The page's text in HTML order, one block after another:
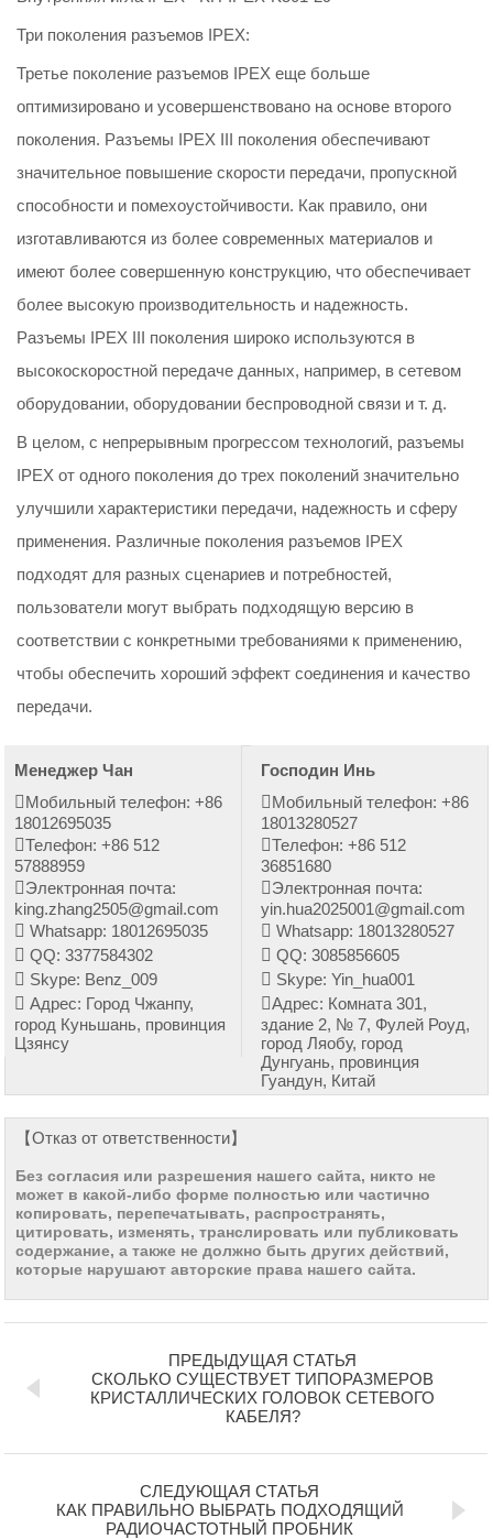
Три поколения разъемов IPEX:
Третье поколение разъемов IPEX еще больше
оптимизировано и усовершенствовано на основе второго
поколения. Разъемы IPEX III поколения обеспечивают
значительное повышение скорости передачи, пропускной
способности и помехоустойчивости. Как правило, они
изготавливаются из более современных материалов и
имеют более совершенную конструкцию, что обеспечивает
более высокую производительность и надежность.
Разъемы IPEX III поколения широко используются в
высокоскоростной передаче данных, например, в сетевом
оборудовании, оборудовании беспроводной связи и т. д.
В целом, с непрерывным прогрессом технологий, разъемы
IPEX от одного поколения до трех поколений значительно
улучшили характеристики передачи, надежность и сферу
применения. Различные поколения разъемов IPEX
подходят для разных сценариев и потребностей,
пользователи могут выбрать подходящую версию в
соответствии с конкретными требованиями к применению,
чтобы обеспечить хороший эффект соединения и качество
передачи.
Менеджер Чан
Мобильный телефон: +86
18012695035
Телефон: +86 512
57888959
Электронная почта:
king.zhang2505@gmail.com
Whatsapp: 18012695035
QQ: 3377584302
Skype: Benz_009
Адрес: Город Чжанпу,
город Куньшань, провинция
Цзянсу
Господин Инь
Мобильный телефон: +86
18013280527
Телефон: +86 512
36851680
Электронная почта:
yin.hua2025001@gmail.com
Whatsapp: 18013280527
QQ: 3085856605
Skype: Yin_hua001
Адрес: Комната 301,
здание 2, № 7, Фулей Роуд,
город Ляобу, город
Дунгуань, провинция
Гуандун, Китай
【Отказ от ответственности】
Без согласия или разрешения нашего сайта, никто не
может в какой-либо форме полностью или частично
копировать, перепечатывать, распространять,
цитировать, изменять, транслировать или публиковать
содержание, а также не должно быть других действий,
которые нарушают авторские права нашего сайта.
ПРЕДЫДУЩАЯ СТАТЬЯ
СКОЛЬКО СУЩЕСТВУЕТ ТИПОРАЗМЕРОВ
КРИСТАЛЛИЧЕСКИХ ГОЛОВОК СЕТЕВОГО
КАБЕЛЯ?
СЛЕДУЮЩАЯ СТАТЬЯ
КАК ПРАВИЛЬНО ВЫБРАТЬ ПОДХОДЯЩИЙ
РАДИОЧАСТОТНЫЙ ПРОБНИК